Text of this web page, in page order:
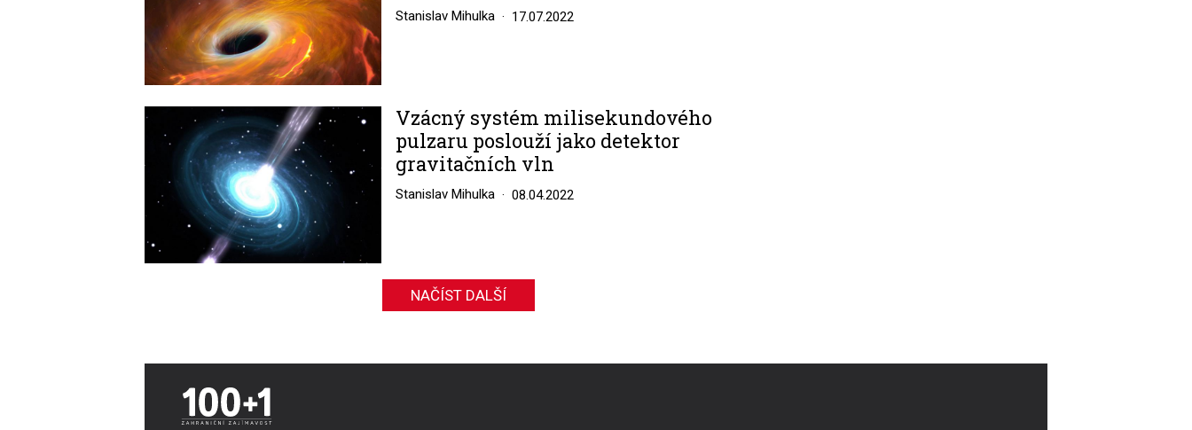
Stanislav Mihulka 17.07.2022
Image
Vzácný systém milisekundového
pulzaru poslouží jako detektor
gravitačních vln
Stanislav Mihulka 08.04.2022
NAČÍST DALŠÍ